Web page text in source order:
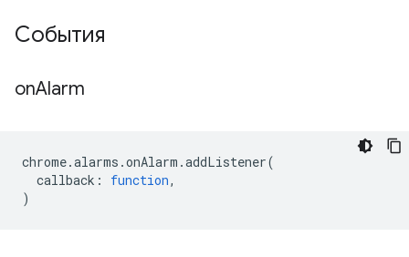
События
onAlarm
chrome.alarms .onAlarm .addListener(
callback : function,
)